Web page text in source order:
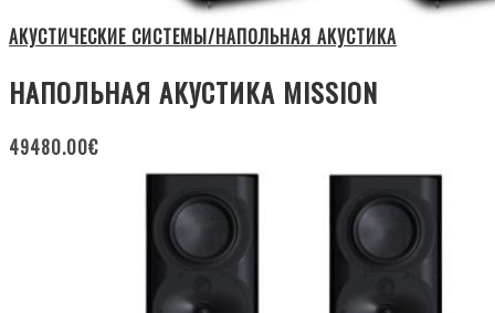
АКУСТИЧЕСКИЕ СИСТЕМЫ/НАПОЛЬНАЯ АКУСТИКА
НАПОЛЬНАЯ АКУСТИКА MISSION
49480.00€